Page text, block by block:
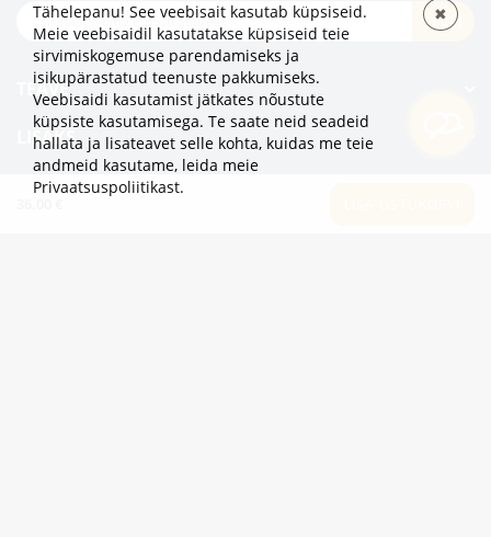
TELLI
TEAVE
LISAKS
KATEGOORIAD
Tähelepanu! See veebisait kasutab küpsiseid.
Meie veebisaidil kasutatakse küpsiseid teie
sirvimiskogemuse parendamiseks ja
isikupärastatud teenuste pakkumiseks.
Veebisaidi kasutamist jätkates nõustute
küpsiste kasutamisega. Te saate neid seadeid
hallata ja lisateavet selle kohta, kuidas me teie
andmeid kasutame, leida meie
Privaatsuspoliitikast.
✖